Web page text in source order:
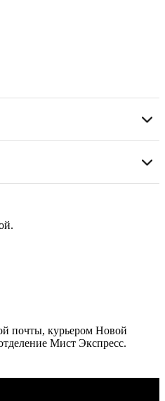
почты, курьером Новой
Мист Экспресс.